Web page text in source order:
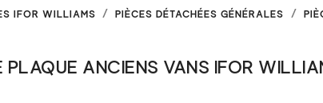
IFOR WILLIAMS PIÈCES DÉTACHÉES GÉNÉRALES
PLAQUE ANCIENS VANS IFOR